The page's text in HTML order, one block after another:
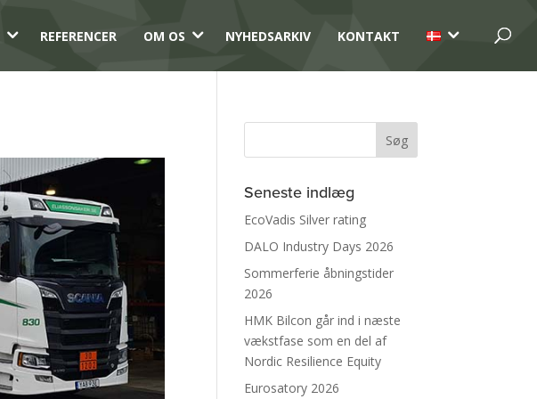
3 REFERENCER OM OS 3 NYHEDSARKIV KONTAKT 3
Seneste indlæg
EcoVadis Silver rating
DALO Industry Days 2026
Sommerferie åbningstider
2026
HMK Bilcon går ind i næste
vækstfase som en del af
Nordic Resilience Equity
Eurosatory 2026